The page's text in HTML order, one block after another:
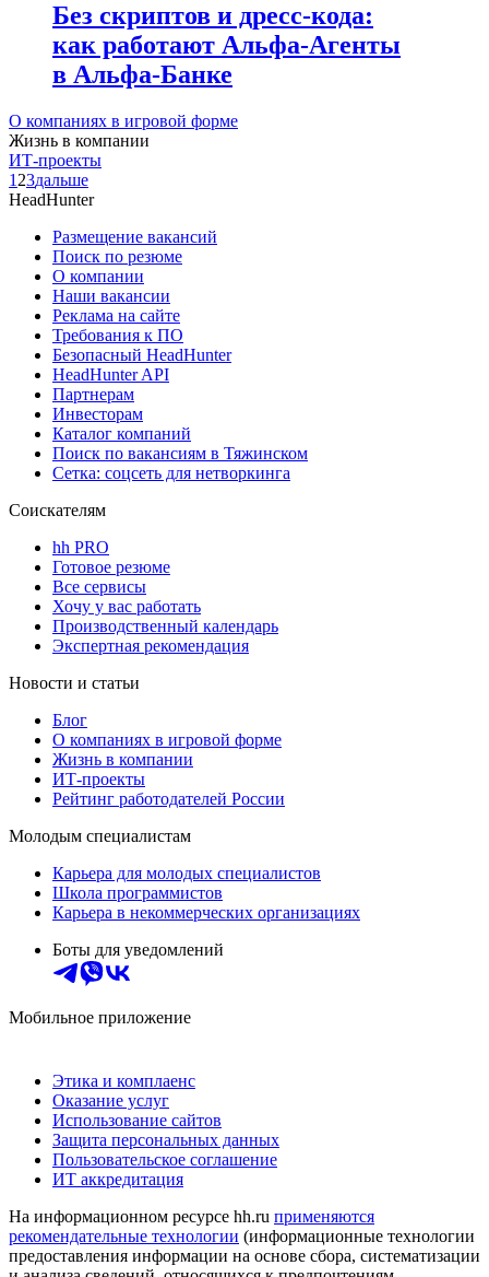
Без скриптов и дресс-кода:
как работают Альфа-Агенты
в Альфа-Банке
О компаниях в игровой форме
Жизнь в компании
ИТ-проекты
1 23дальше
HeadHunter
Размещение вакансий
Поиск по резюме
О компании
Наши вакансии
Реклама на сайте
Требования к ПО
Безопасный HeadHunter
HeadHunter API
Партнерам
Инвесторам
Каталог компаний
Поиск по вакансиям в Тяжинском
Сетка: соцсеть для нетворкинга
Соискателям
hh PRO
Готовое резюме
Все сервисы
Хочу у вас работать
Производственный календарь
Экспертная рекомендация
Новости и статьи
Блог
О компаниях в игровой форме
Жизнь в компании
ИТ-проекты
Рейтинг работодателей России
Молодым специалистам
Карьера для молодых специалистов
Школа программистов
Карьера в некоммерческих организациях
Боты для уведомлений
Мобильное приложение
Этика и комплаенс
Оказание услуг
Использование сайтов
Защита персональных данных
Пользовательское соглашение
ИТ аккредитация
На информационном ресурсе hh.ru применяются
рекомендательные технологии (информационные технологии
предоставления информации на основе сбора, систематизации